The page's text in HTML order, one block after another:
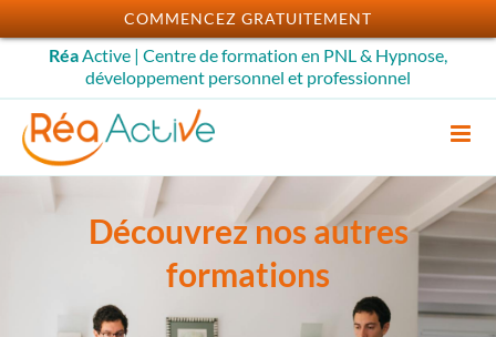
Passer
au
contenu
RéaActive | Centre de formation en PNL & Hypnose,
développement personnel et professionnel
Découvrez nos autres
formations
COMMENCEZ GRATUITEMENT